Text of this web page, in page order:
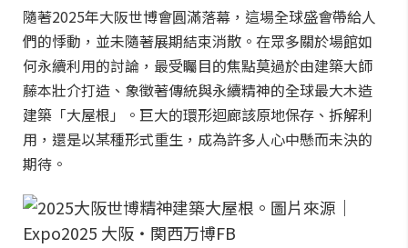
隨著2025年大阪世博會圓滿落幕，這場全球盛會帶給人
們的悸動，並未隨著展期結束消散。在眾多關於場館如
何永續利用的討論，最受矚目的焦點莫過於由建築大師
藤本壯介打造、象徵著傳統與永續精神的全球最大木造
建築「大屋根」。巨大的環形迴廊該原地保存、拆解利
用，還是以某種形式重生，成為許多人心中懸而未決的
期待。